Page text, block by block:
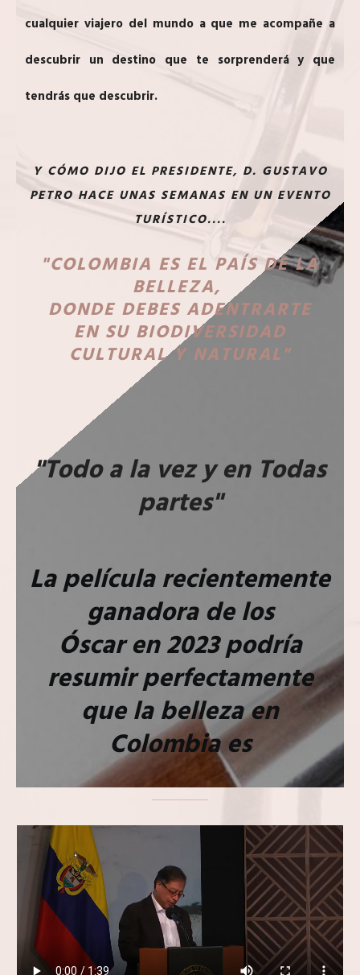
cualquier viajero del mundo a que me acompañe a
descubrir un destino que te sorprenderá y que
tendrás que descubrir.
Y CÓMO DIJO EL PRESIDENTE, D. GUSTAVO
PETRO HACE UNAS SEMANAS EN UN EVENTO
TURÍSTICO....
"COLOMBIA ES EL PAÍS DE LA
BELLEZA,
DONDE DEBES ADENTRARTE
EN SU BIODIVERSIDAD
CULTURAL Y NATURAL"
"Todo a la vez y en Todas
partes"
La película recientemente
ganadora de los
Óscar en 2023 podría
resumir perfectamente
que la belleza en
Colombia es